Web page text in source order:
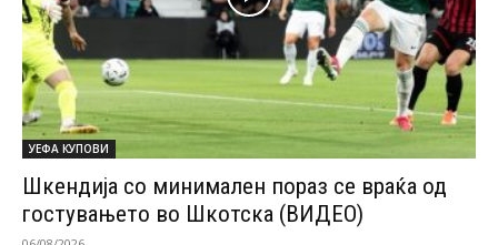
УЕФА КУПОВИ
Шкендија со минимален пораз се враќа од
гостувањето во Шкотска (ВИДЕО)